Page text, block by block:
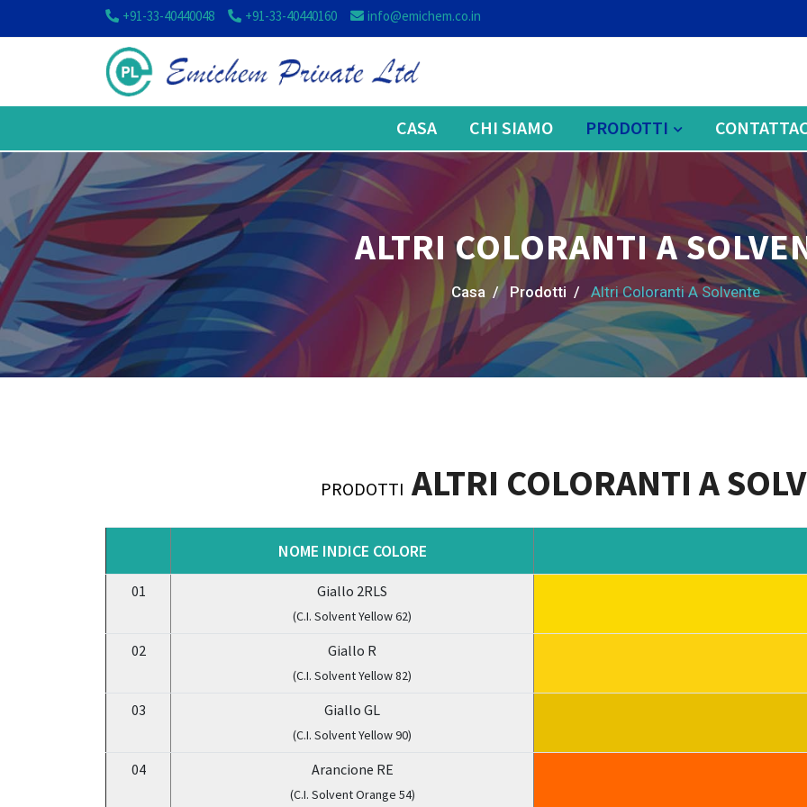
+91-33-40440048 +91-33-40440160 info@emichem.co.in
CASA CHI SIAMO PRODOTTI
ALTRI COLORANTI A
Casa / Prodotti / Altri Coloranti A Solvente
PRODOTTI ALTRI COLORANTI A
NOME INDICE COLORE
01 Giallo 2RLS
(C.I. Solvent Yellow 62)
02 Giallo R
(C.I. Solvent Yellow 82)
03 Giallo GL
(C.I. Solvent Yellow 90)
04 Arancione RE
(C.I. Solvent Orange 54)